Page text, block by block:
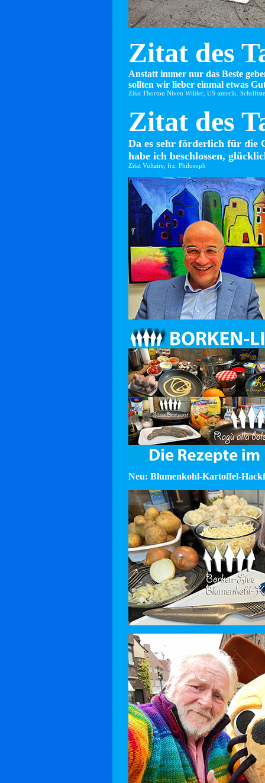
Zitat des
Anstatt immer nur das Beste
sollten wir lieber einmal etwas
Zitat Thorton Niven Wilder, US-amerik.
Zitat des
Da es sehr förderlich für die
habe ich beschlossen,
Zitat Voltaire, frz. Philosoph
Neu: Blumenkohl-Kartoffel-